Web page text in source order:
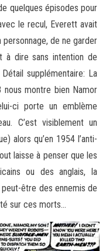
quelques épisodes pour
le recul, Everett avait
de ne garder
à dire sans intention de
supplémentaire: La
montre bien Namor
ci porte un emblème
C’est visiblement un
alors qu’en 1954 l’anti-
laisse à penser que les
ou des anglais, la
être des ennemis de
sur ces morts…